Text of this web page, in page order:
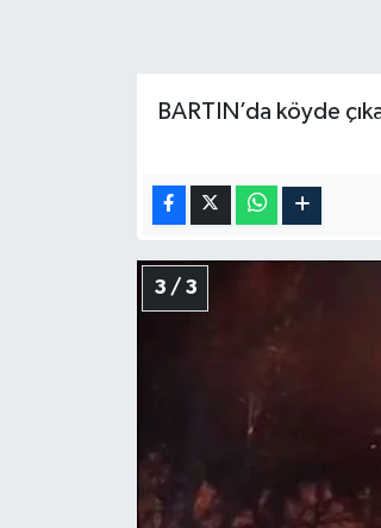
BARTIN’da köyde
3 / 3